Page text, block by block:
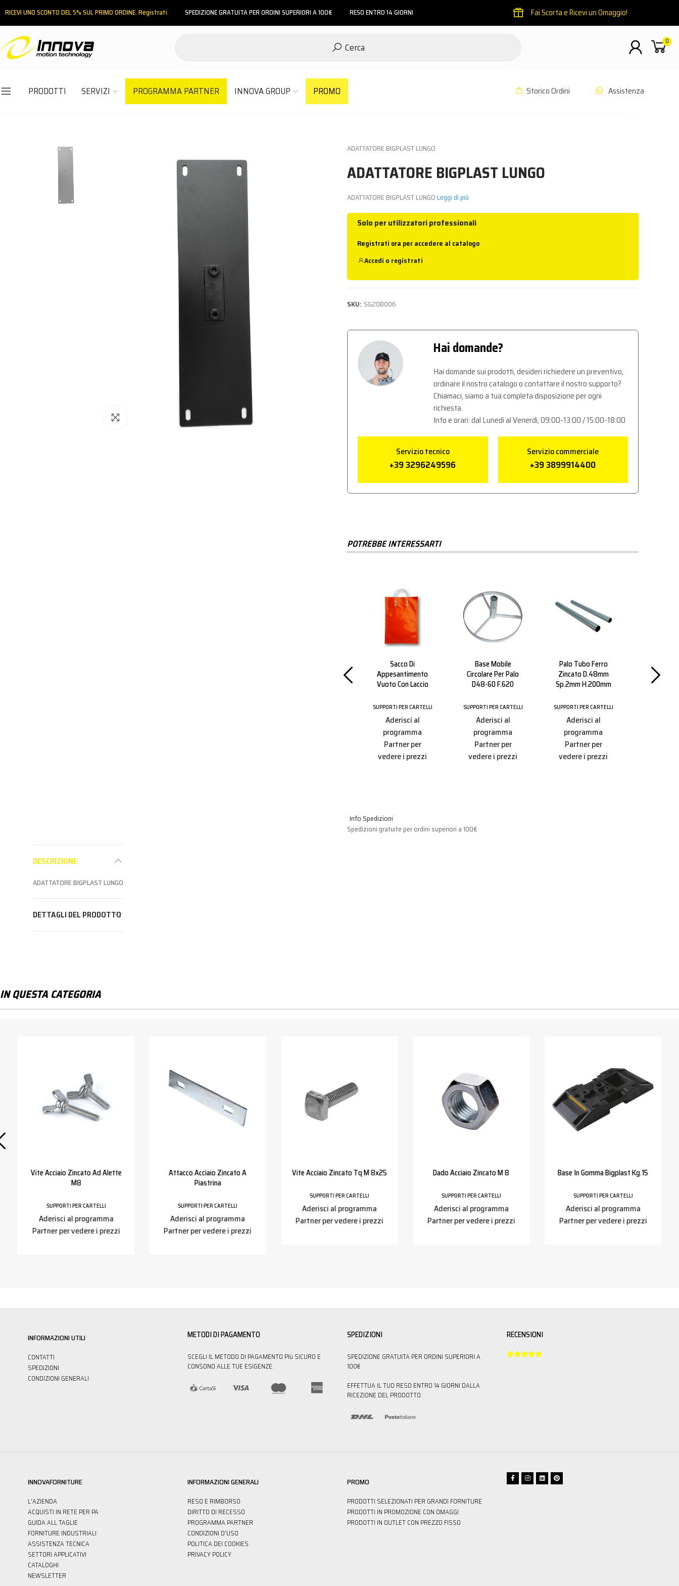
RICEVI UNO SCONTO DEL 5% SUL PRIMO ORDINE. Registrati SPEDIZIONE GRATUITA PER ORDINI SUPERIORI A 100€ RESO ENTRO 14 GIORNI Fai Scorta e Ricevi un Omaggio!
Cerca 0
PRODOTTI SERVIZI PROGRAMMA PARTNER INNOVA GROUP PROMO Storico Ordini Assistenza
ADATTATORE BIGPLAST LUNGO
ADATTATORE BIGPLAST LUNGO
ADATTATORE BIGPLAST LUNGOLeggi di più
Solo per utilizzatori professionali
Registrati ora per accedere al catalogo
Accedi o registrati
SKU: SG20B006
Hai domande?
Hai domande sui prodotti, desideri richiedere un preventivo,
ordinare il nostro catalogo o contattare il nostro supporto?
Chiamaci, siamo a tua completa disposizione per ogni
richiesta.
Info e orari: dal Lunedì al Venerdì, 09:00-13:00 / 15:00-18:00
Servizio tecnico
+39 3296249596
Servizio commerciale
+39 3899914400
POTREBBE INTERESSARTI
Sacco Di
Appesantimento
Vuoto Con Laccio
SUPPORTI PER CARTELLI
Aderisci al
programma
Partner per
vedere i prezzi
Base Mobile
Circolare Per Palo
D48-60 F.620
SUPPORTI PER CARTELLI
Aderisci al
programma
Partner per
vedere i prezzi
Palo Tubo Ferro
Zincato D.48mm
Sp.2mm H.200mm
SUPPORTI PER CARTELLI
Aderisci al
programma
Partner per
vedere i prezzi
Info Spedizioni
Spedizioni gratuite per ordini superiori a 100€
DESCRIZIONE
ADATTATORE BIGPLAST LUNGO
DETTAGLI DEL PRODOTTO
IN QUESTA CATEGORIA
Vite Acciaio Zincato Ad Alette
M8
SUPPORTI PER CARTELLI
Aderisci al programma
Partner per vedere i prezzi
Attacco Acciaio Zincato A
Piastrina
SUPPORTI PER CARTELLI
Aderisci al programma
Partner per vedere i prezzi
Vite Acciaio Zincato Tq M 8x25
SUPPORTI PER CARTELLI
Aderisci al programma
Partner per vedere i prezzi
Dado Acciaio Zincato M 8
SUPPORTI PER CARTELLI
Aderisci al programma
Partner per vedere i prezzi
Base In Gomma Bigplast Kg.15
SUPPORTI PER CARTELLI
Aderisci al programma
Partner per vedere i prezzi
INFORMAZIONI UTILI
CONTATTI
SPEDIZIONI
CONDIZIONI GENERALI
METODI DI PAGAMENTO
SCEGLI IL METODO DI PAGAMENTO PIù SICURO E
CONSONO ALLE TUE ESIGENZE.
SPEDIZIONI
SPEDIZIONE GRATUITA PER ORDINI SUPERIORI A
100€
EFFETTUA IL TUO RESO ENTRO 14 GIORNI DALLA
RICEZIONE DEL PRODOTTO.
RECENSIONI

INNOVAFORNITURE
L'AZIENDA
ACQUISTI IN RETE PER PA
GUIDA ALL TAGLIE
FORNITURE INDUSTRIALI
ASSISTENZA TECNICA
SETTORI APPLICATIVI
CATALOGHI
NEWSLETTER
INFORMAZIONI GENERALI
RESO E RIMBORSO
DIRITTO DI RECESSO
PROGRAMMA PARTNER
CONDIZIONI D'USO
POLITICA DEI COOKIES
PRIVACY POLICY
PROMO
PRODOTTI SELEZIONATI PER GRANDI FORNITURE
PRODOTTI IN PROMOZIONE CON OMAGGI
PRODOTTI IN OUTLET CON PREZZO FISSO